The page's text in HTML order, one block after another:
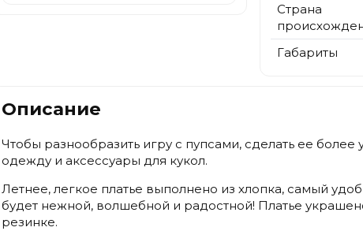
Страна
Габариты
Описание
Чтобы разнообразить игру с пупсами, сделать ее
одежду и аксессуары для кукол.
Летнее, легкое платье выполнено из хлопка, самый
будет нежной, волшебной и радостной! Платье
резинке.